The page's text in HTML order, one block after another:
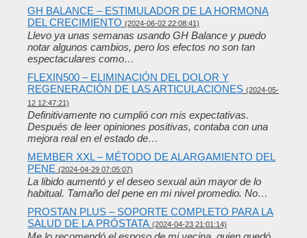
GH BALANCE – ESTIMULADOR DE LA HORMONA
DEL CRECIMIENTO (2024-06-02 22:08:41)
Llevo ya unas semanas usando GH Balance y puedo
notar algunos cambios, pero los efectos no son tan
espectaculares como…
FLEXIN500 – ELIMINACIÓN DEL DOLOR Y
REGENERACIÓN DE LAS ARTICULACIONES (2024-05-
12 12:47:21)
Definitivamente no cumplió con mis expectativas.
Después de leer opiniones positivas, contaba con una
mejora real en el estado de…
MEMBER XXL – MÉTODO DE ALARGAMIENTO DEL
PENE (2024-04-29 07:05:07)
La libido aumentó y el deseo sexual aún mayor de lo
habitual. Tamaño del pene en mi nivel promedio. No…
PROSTAN PLUS – SOPORTE COMPLETO PARA LA
SALUD DE LA PRÓSTATA (2024-04-23 21:01:14)